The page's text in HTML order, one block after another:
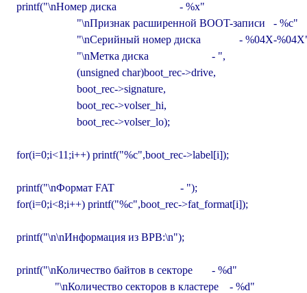
  printf("\nНомер диска                       - %x"
                        "\nПризнак расширенной BOOT-записи   - %c"
"\nСерийный номер диска              - %04X-
                        "\nМетка диска                       - ",
                        (unsigned char)boot_rec->drive,
                        boot_rec->signature,
                        boot_rec->volser_hi,
                        boot_rec->volser_lo);
  for(i=0;i<11;i++) printf("%c",boot_rec->label[i]);
  printf("\nФормат FAT                        - ");
  for(i=0;i<8;i++) printf("%c",boot_rec->fat_format[i]);
  printf("\n\nИнформация из BPB:\n");
  printf("\nКоличество байтов в секторе       - %d"
                "\nКоличество секторов в кластере    - %d"